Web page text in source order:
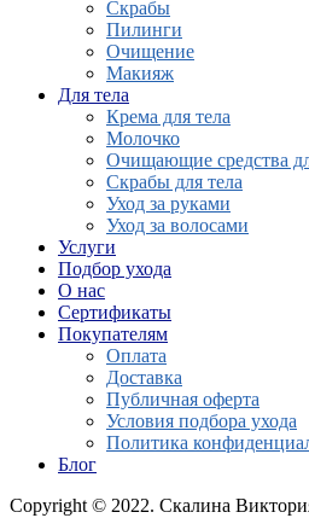
Скрабы
Пилинги
Очищение
Макияж
Для тела
Крема для тела
Молочко
Очищающие средства
Скрабы для тела
Уход за руками
Уход за волосами
Услуги
Подбор ухода
О нас
Сертификаты
Покупателям
Оплата
Доставка
Публичная оферта
Условия подбора ухода
Политика
Блог
Copyright © 2022. Скалина